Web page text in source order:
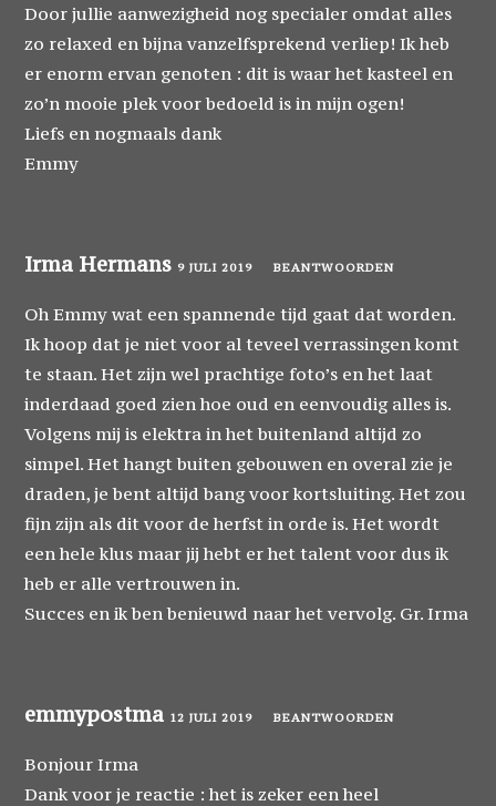
Door jullie aanwezigheid nog specialer omdat alles
zo relaxed en bijna vanzelfsprekend verliep! Ik heb
er enorm ervan genoten : dit is waar het kasteel en
zo’n mooie plek voor bedoeld is in mijn ogen!
Liefs en nogmaals dank
Emmy
Irma Hermans 9 JULI 2019 BEANTWOORDEN
Oh Emmy wat een spannende tijd gaat dat worden.
Ik hoop dat je niet voor al teveel verrassingen komt
te staan. Het zijn wel prachtige foto’s en het laat
inderdaad goed zien hoe oud en eenvoudig alles is.
Volgens mij is elektra in het buitenland altijd zo
simpel. Het hangt buiten gebouwen en overal zie je
draden, je bent altijd bang voor kortsluiting. Het zou
fijn zijn als dit voor de herfst in orde is. Het wordt
een hele klus maar jij hebt er het talent voor dus ik
heb er alle vertrouwen in.
Succes en ik ben benieuwd naar het vervolg. Gr. Irma
emmypostma 12 JULI 2019 BEANTWOORDEN
Bonjour Irma
Dank voor je reactie : het is zeker een heel